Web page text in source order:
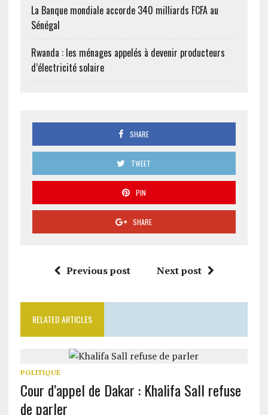
La Banque mondiale accorde 340 milliards FCFA au
Sénégal
Rwanda : les ménages appelés à devenir producteurs
d’électricité solaire
SHARE
TWEET
PIN
SHARE
Previous post Next post
RELATED ARTICLES
POLITIQUE
Cour d’appel de Dakar : Khalifa Sall refuse
de parler